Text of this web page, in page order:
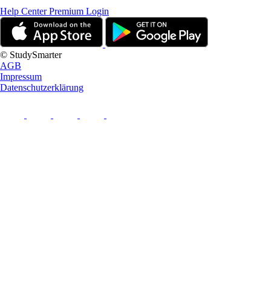
Help CenterPremium Login
© StudySmarter
AGB
Impressum
Datenschutzerklärung